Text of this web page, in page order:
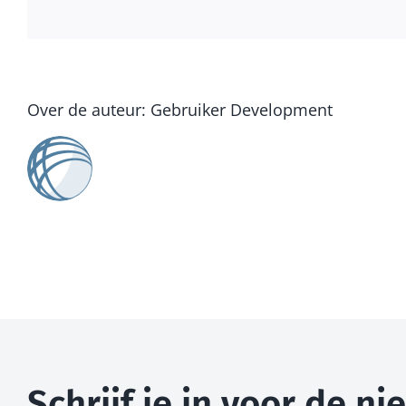
Over de auteur: Gebruiker Development